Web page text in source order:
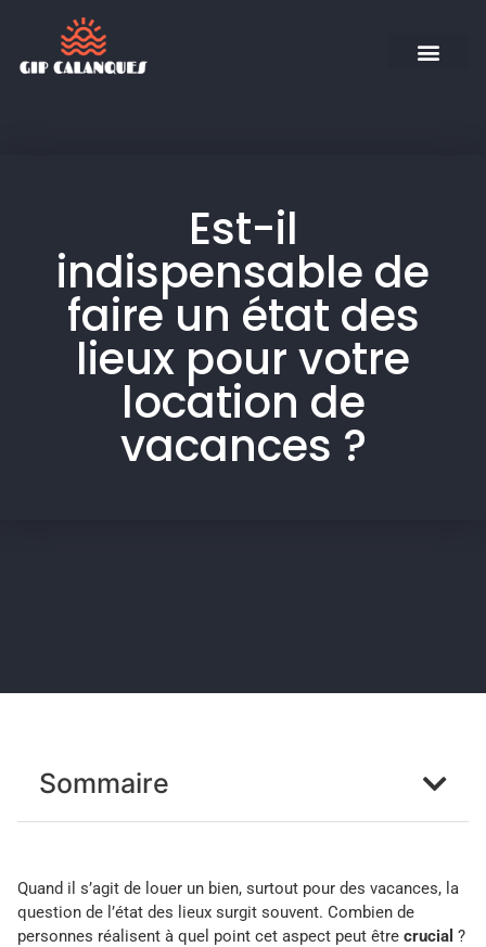
Est-il
indispensable de
faire un état des
lieux pour votre
location de
vacances ?
Sommaire
Quand il s’agit de louer un bien, surtout pour des vacances, la
question de l’état des lieux surgit souvent. Combien de
personnes réalisent à quel point cet aspect peut être crucial ?